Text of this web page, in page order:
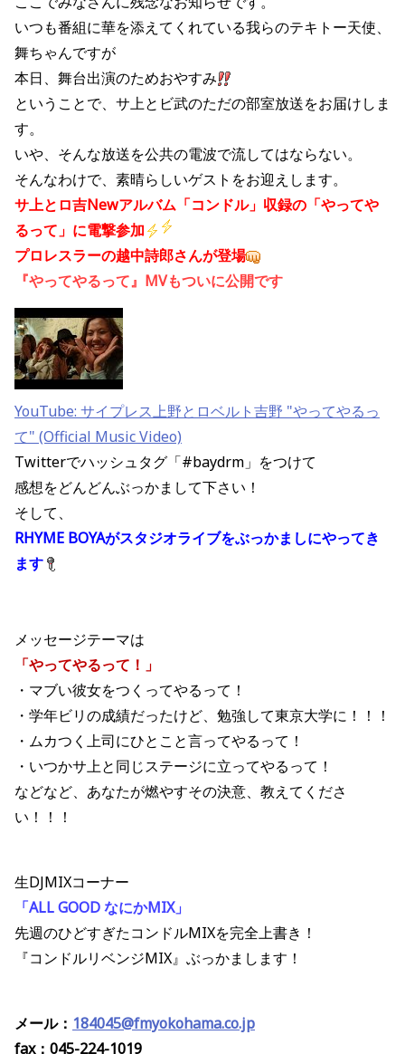
いつも番組に華を添えてくれている我らのテキトー天使、
舞ちゃんですが
本日、舞台出演のためおやすみ
ということで、サ上とビ武のただの部室放送をお届けしま
す。
いや、そんな放送を公共の電波で流してはならない。
そんなわけで、素晴らしいゲストをお迎えします。
サ上とロ吉Newアルバム「コンドル」収録の「やってや
るって」に電撃参加
プロレスラーの越中詩郎さんが登場
『やってやるって』MVもついに公開です
YouTube: サイプレス上野とロベルト吉野 "やってやるっ
て" (Official Music Video)
Twitterでハッシュタグ「#baydrm」をつけて
感想をどんどんぶっかまして下さい！
そして、
RHYME BOYAがスタジオライブをぶっかましにやってき
ます
メッセージテーマは
「やってやるって！」
・マブい彼女をつくってやるって！
・学年ビリの成績だったけど、勉強して東京大学に！！！
・ムカつく上司にひとこと言ってやるって！
・いつかサ上と同じステージに立ってやるって！
などなど、あなたが燃やすその決意、教えてくださ
い！！！
生DJMIXコーナー
「ALL GOOD なにかMIX」
先週のひどすぎたコンドルMIXを完全上書き！
『コンドルリベンジMIX』ぶっかまします！
メール： 184045@fmyokohama.co.jp
fax：045-224-1019